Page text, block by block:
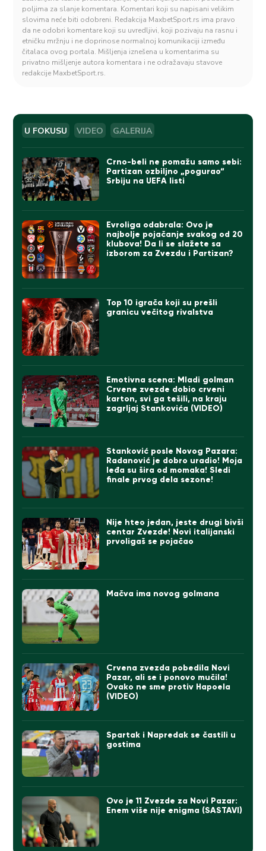
poljima za slanje komentara. Komentari koji su napisani velikim
slovima neće biti odobreni. Redakcija MaxbetSport.rs ima pravo
da ne odobri komentare koji su uvredljivi, koji pozivaju na rasnu i
etničku mržnju i ne doprinose normalnoj komunikaciji između
čitalaca ovog portala. Mišljenja iznešena u komentarima su
privatno mišljenje autora komentara i ne odražavaju stavove
redakcije MaxbetSport.rs.
U FOKUSU VIDEO GALERIJA
Crno-beli ne pomažu samo sebi:
Partizan ozbiljno „pogurao“
Srbiju na UEFA listi
Evroliga odabrala: Ovo je
najbolje pojačanje svakog od 20
klubova! Da li se slažete sa
izborom za Zvezdu i Partizan?
Top 10 igrača koji su prešli
granicu večitog rivalstva
Emotivna scena: Mladi golman
Crvene zvezde dobio crveni
karton, svi ga tešili, na kraju
zagrljaj Stankovića (VIDEO)
Stanković posle Novog Pazara:
Radanović je dobro uradio! Moja
leđa su šira od momaka! Sledi
finale prvog dela sezone!
Nije hteo jedan, jeste drugi bivši
centar Zvezde! Novi italijanski
prvoligaš se pojačao
Mačva ima novog golmana
Crvena zvezda pobedila Novi
Pazar, ali se i ponovo mučila!
Ovako ne sme protiv Hapoela
(VIDEO)
Spartak i Napredak se častili u
gostima
Ovo je 11 Zvezde za Novi Pazar:
Enem više nije enigma (SASTAVI)